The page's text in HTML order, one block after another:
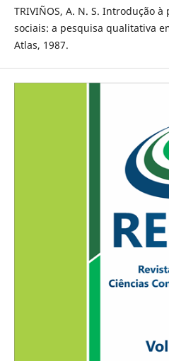
TRIVIÑOS, A. N. S. Introdução
sociais: a pesquisa qualitativa
Atlas, 1987.